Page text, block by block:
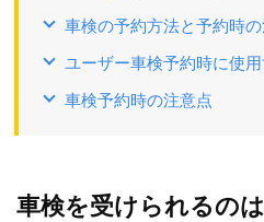
車検の予約方法と予約時
ユーザー車検予約時に使
車検予約時の注意点
車検を受けられるの